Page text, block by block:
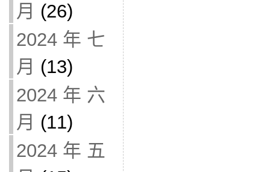
月 (26)
2024 年 七
月 (13)
2024 年 六
月 (11)
2024 年 五